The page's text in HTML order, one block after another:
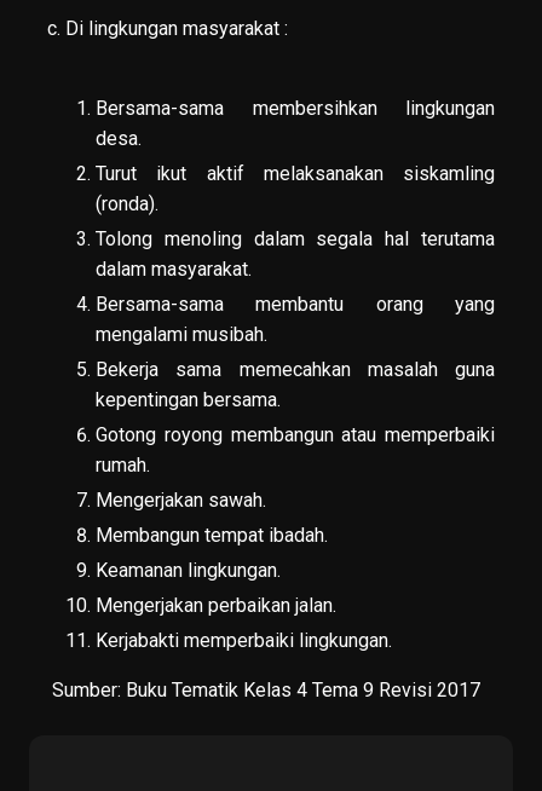
c. Di lingkungan masyarakat :
Bersama-sama membersihkan lingkungan
desa.
Turut ikut aktif melaksanakan siskamling
(ronda).
Tolong menoling dalam segala hal terutama
dalam masyarakat.
Bersama-sama membantu orang yang
mengalami musibah.
Bekerja sama memecahkan masalah guna
kepentingan bersama.
Gotong royong membangun atau memperbaiki
rumah.
Mengerjakan sawah.
Membangun tempat ibadah.
Keamanan lingkungan.
Mengerjakan perbaikan jalan.
Kerjabakti memperbaiki lingkungan.
Sumber: Buku Tematik Kelas 4 Tema 9 Revisi 2017